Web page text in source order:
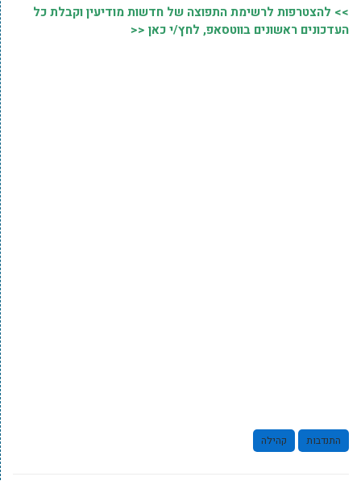
>> להצטרפות לרשימת התפוצה של חדשות מודיעין וקבלת כל
העדכונים ראשונים בווטסאפ, לחץ/י כאן <<
התנדבות קהילה